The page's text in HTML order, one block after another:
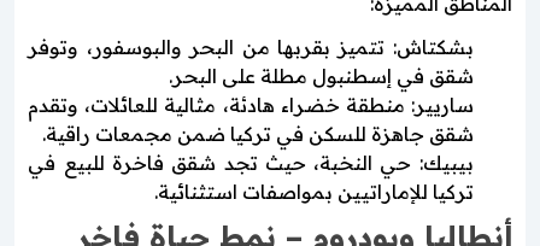
بشكتاش: تتميز بقربها من البحر والبوسفور، وتوفر
شقق في إسطنبول مطلة على البحر.
ساريير: منطقة خضراء هادئة، مثالية للعائلات، وتقدم
شقق جاهزة للسكن في تركيا ضمن مجمعات راقية.
بيبيك: حي النخبة، حيث تجد شقق فاخرة للبيع في
تركيا للإماراتيين بمواصفات استثنائية.
أنطاليا وبودروم – نمط حياة فاخر